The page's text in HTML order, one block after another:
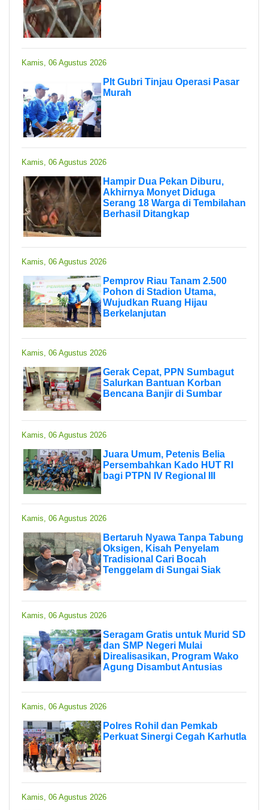
Kamis, 06 Agustus 2026
Plt Gubri Tinjau Operasi Pasar
Murah
Kamis, 06 Agustus 2026
Hampir Dua Pekan Diburu,
Akhirnya Monyet Diduga
Serang 18 Warga di Tembilahan
Berhasil Ditangkap
Kamis, 06 Agustus 2026
Pemprov Riau Tanam 2.500
Pohon di Stadion Utama,
Wujudkan Ruang Hijau
Berkelanjutan
Kamis, 06 Agustus 2026
Gerak Cepat, PPN Sumbagut
Salurkan Bantuan Korban
Bencana Banjir di Sumbar
Kamis, 06 Agustus 2026
Juara Umum, Petenis Belia
Persembahkan Kado HUT RI
bagi PTPN IV Regional III
Kamis, 06 Agustus 2026
Bertaruh Nyawa Tanpa Tabung
Oksigen, Kisah Penyelam
Tradisional Cari Bocah
Tenggelam di Sungai Siak
Kamis, 06 Agustus 2026
Seragam Gratis untuk Murid SD
dan SMP Negeri Mulai
Direalisasikan, Program Wako
Agung Disambut Antusias
Kamis, 06 Agustus 2026
Polres Rohil dan Pemkab
Perkuat Sinergi Cegah Karhutla
Kamis, 06 Agustus 2026